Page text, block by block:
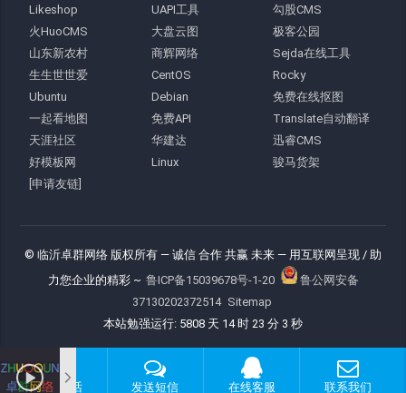
Likeshop
UAPI工具
勾股CMS
火HuoCMS
大盘云图
极客公园
山东新农村
商辉网络
Sejda在线工具
生生世世爱
CentOS
Rocky
Ubuntu
Debian
免费在线抠图
一起看地图
免费API
Translate自动翻译
天涯社区
华建达
迅睿CMS
好模板网
Linux
骏马货架
[申请友链]
© 临沂卓群网络 版权所有 — 诚信 合作 共赢 未来 — 用互联网呈现 / 助
力您企业的精彩 ~ 鲁ICP备15039678号-1-20
鲁公网安备
37130202372514 Sitemap
本站勉强运行: 5808 天 14 时 23 分 4 秒
拨打电话 发送短信 在线客服 联系我们